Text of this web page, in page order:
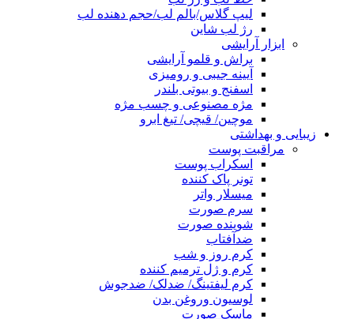
لیپ گلاس/بالم لب/حجم دهنده لب
رژ لب شاین
ابزار آرایشی
براش و قلمو آرایشی
آیینه جیبی و رومیزی
اسفنج و بیوتی بلندر
مژه مصنوعی و چسب مژه
موچین/ قیچی/ تیغ ابرو
زیبایی و بهداشتی
مراقبت پوست
اسکراب پوست
تونر پاک کننده
میسلار واتر
سرم صورت
شوینده صورت
ضدآفتاب
کرم روز و شب
کرم و ژل ترمیم کننده
کرم لیفتینگ/ ضدلک/ ضدجوش
لوسیون وروغن بدن
ماسک صورت